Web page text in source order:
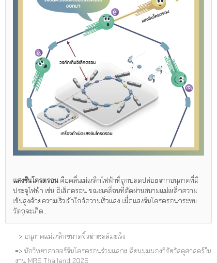
แสงซินโครตรอนคือคลื่นเม่เหล็กไฟฟ้าที่ถูกปลดปล่อยจากอนุภาคที่มี
ประจุไฟฟ้า เช่น อิเล็กตรอน ขณะเคลื่อนที่ตัดผ่านสนามแม่เหล็กความ
เข้มสูงด้วยความเร็วเข้าใกล้ความเร็วแสง เมื่อแสงซินโครตรอนกระทบ
วัตถุจะเกิด...
=> อนุภาคแม่เหล็กขนาดจิ๋วฆ่าเซลล์มะเร็ง
=> นักวิทยาศาสตร์ซินโครตรอนร่วมแลกเปลี่ยนมุมมองวิจัยวัสดุศาสตร์ใน
งาน MRS Thailand 2025